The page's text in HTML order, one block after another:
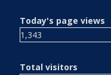
Today's page views
1,343
Total visitors